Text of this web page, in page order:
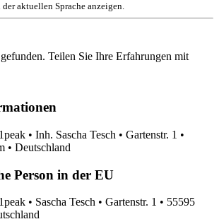
aktuellen Sprache anzeigen.
Teilen Sie Ihre Erfahrungen mit
• Inh. Sascha Tesch • Gartenstr. 1 •
• Deutschland
Person in der EU
• Sascha Tesch • Gartenstr. 1 • 55595